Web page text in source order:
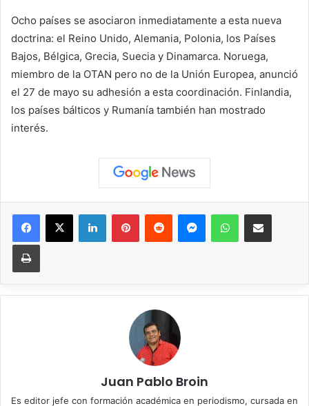
Ocho países se asociaron inmediatamente a esta nueva
doctrina: el Reino Unido, Alemania, Polonia, los Países
Bajos, Bélgica, Grecia, Suecia y Dinamarca. Noruega,
miembro de la OTAN pero no de la Unión Europea, anunció
el 27 de mayo su adhesión a esta coordinación. Finlandia,
los países bálticos y Rumanía también han mostrado
interés.
Facebook
X LinkedInPinterestReddit MessengerWhatsAppCompartir vía correo
Imprimir
Juan Pablo Broin
Es editor jefe con formación académica en periodismo, cursada en